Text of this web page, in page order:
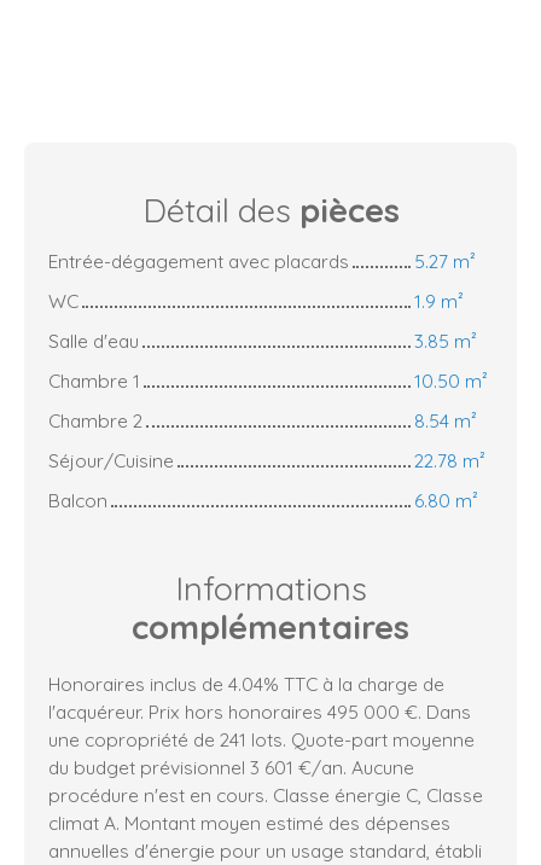
Détail des pièces
Entrée-dégagement avec placards
5.27 m²
WC
1.9 m²
Salle d'eau
3.85 m²
Chambre 1
10.50 m²
Chambre 2
8.54 m²
Séjour/Cuisine
22.78 m²
Balcon
6.80 m²
Informations
complémentaires
Honoraires inclus de 4.04% TTC à la charge de
l'acquéreur. Prix hors honoraires 495 000 €. Dans
une copropriété de 241 lots. Quote-part moyenne
du budget prévisionnel 3 601 €/an. Aucune
procédure n'est en cours. Classe énergie C, Classe
climat A. Montant moyen estimé des dépenses
annuelles d'énergie pour un usage standard, établi